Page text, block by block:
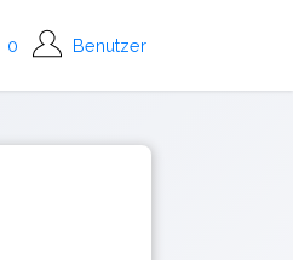
0 Benutzer